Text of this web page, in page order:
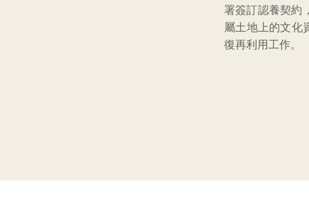
署簽訂認養契約
屬土地上的文化
復再利用工作。